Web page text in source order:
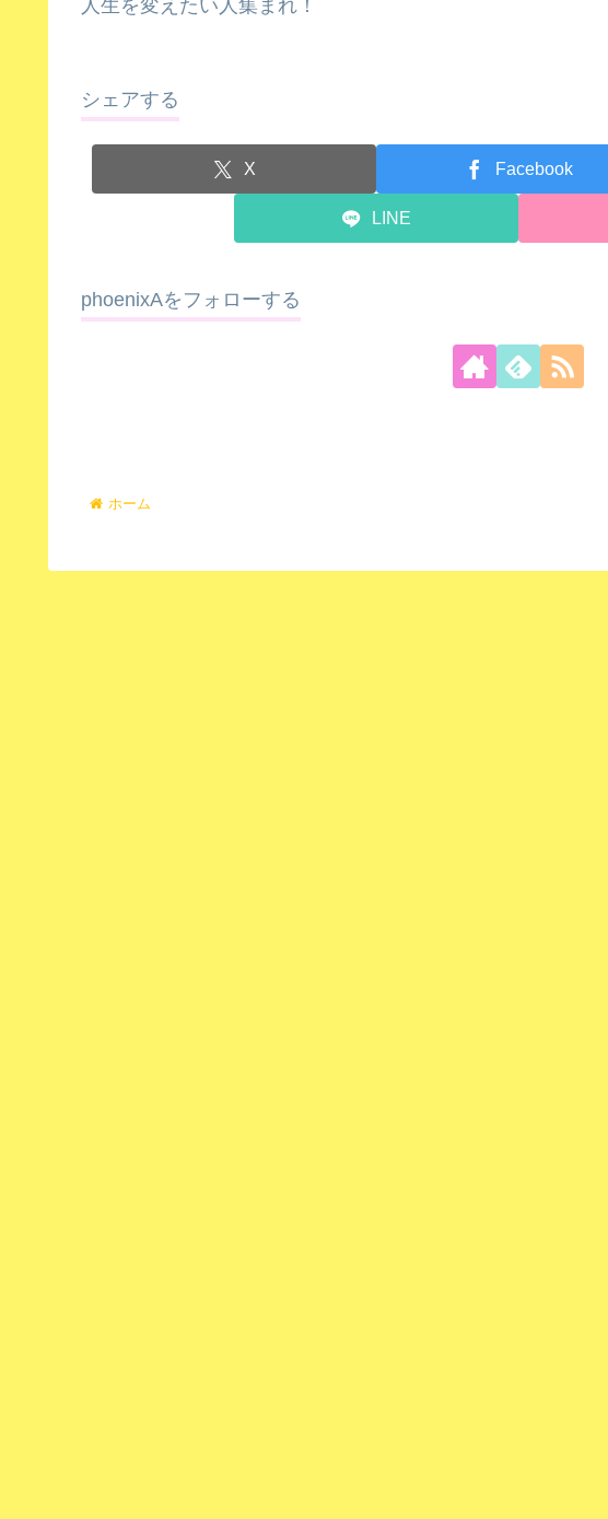
人生を変えたい人集まれ！
シェアする
X Facebook
LINE
phoenixAをフォローする
ホーム